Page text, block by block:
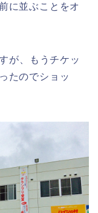
に並ぶことをオ
が、もうチケッ
たのでショッ